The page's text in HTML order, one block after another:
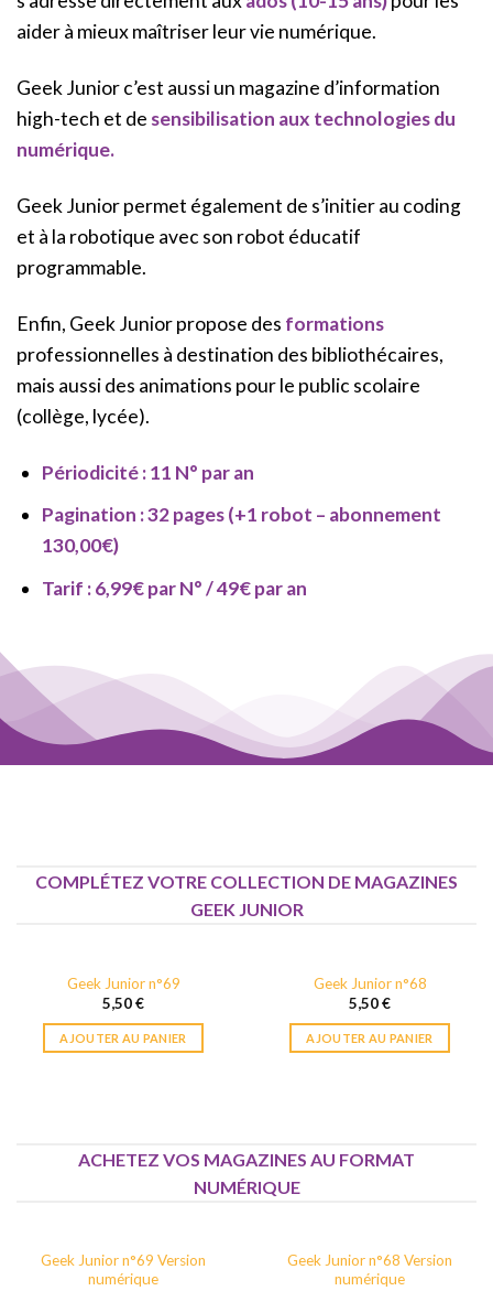
aider à mieux maîtriser leur vie numérique.
Geek Junior c’est aussi un magazine d’information
high-tech et de sensibilisation aux technologies du
numérique.
Geek Junior permet également de s’initier au coding
et à la robotique avec son robot éducatif
programmable.
Enfin, Geek Junior propose des formations
professionnelles à destination des bibliothécaires,
mais aussi des animations pour le public scolaire
(collège, lycée).
Périodicité : 11 N° par an
Pagination : 32 pages (+1 robot – abonnement
130,00€)
Tarif : 6,99€ par N° / 49€ par an
COMPLÉTEZ VOTRE COLLECTION DE MAGAZINES
GEEK JUNIOR
Geek Junior n°69
5,50€
AJOUTER AU PANIER
Geek Junior n°68
5,50€
AJOUTER AU PANIER
ACHETEZ VOS MAGAZINES AU FORMAT
NUMÉRIQUE
Geek Junior n°69 Version
numérique
Geek Junior n°68 Version
numérique